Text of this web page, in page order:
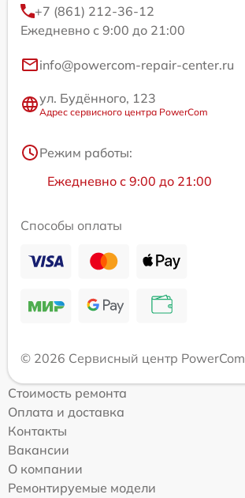
+7 (861) 212-36-12
Ежедневно с 9:00 до 21:00
info@powercom-repair-center.ru
ул. Будённого, 123
Адрес сервисного центра PowerCom
Режим работы:
Ежедневно с 9:00 до 21:00
Способы оплаты
© 2026 Сервисный центр PowerCom
Стоимость ремонта
Оплата и доставка
Контакты
Вакансии
О компании
Ремонтируемые модели